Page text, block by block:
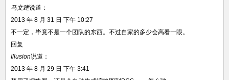
马文建说道：
2013 年 8 月 31 日 下午 10:27
不一定，毕竟不是一个团队的东西。不过自家的多少会高看一眼。
回复
Illusion说道：
2013 年 8 月 29 日 下午 3:41